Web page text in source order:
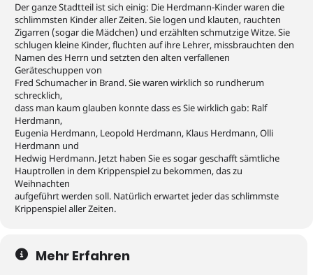
Der ganze Stadtteil ist sich einig: Die Herdmann-Kinder waren die
schlimmsten Kinder aller Zeiten. Sie logen und klauten, rauchten
Zigarren (sogar die Mädchen) und erzählten schmutzige Witze. Sie
schlugen kleine Kinder, fluchten auf ihre Lehrer, missbrauchten den
Namen des Herrn und setzten den alten verfallenen
Geräteschuppen von
Fred Schumacher in Brand. Sie waren wirklich so rundherum
schrecklich,
dass man kaum glauben konnte dass es Sie wirklich gab: Ralf
Herdmann,
Eugenia Herdmann, Leopold Herdmann, Klaus Herdmann, Olli
Herdmann und
Hedwig Herdmann. Jetzt haben Sie es sogar geschafft sämtliche
Hauptrollen in dem Krippenspiel zu bekommen, das zu
Weihnachten
aufgeführt werden soll. Natürlich erwartet jeder das schlimmste
Krippenspiel aller Zeiten.
Mehr Erfahren